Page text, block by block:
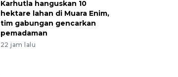
Karhutla hanguskan 10
hektare lahan di Muara Enim,
tim gabungan gencarkan
pemadaman
22 jam lalu